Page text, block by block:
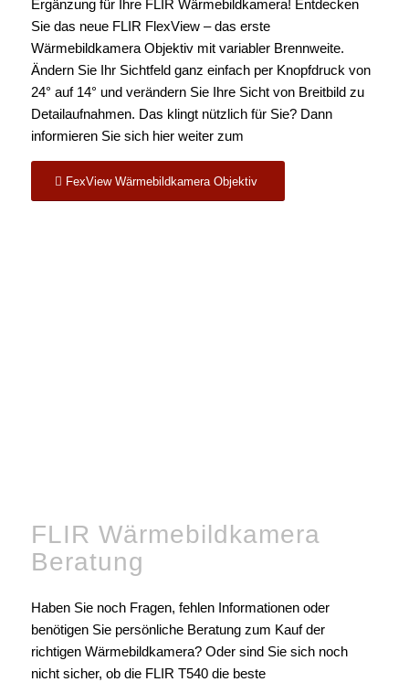
Ergänzung für Ihre FLIR Wärmebildkamera! Entdecken
Sie das neue FLIR FlexView – das erste
Wärmebildkamera Objektiv mit variabler Brennweite.
Ändern Sie Ihr Sichtfeld ganz einfach per Knopfdruck von
24° auf 14° und verändern Sie Ihre Sicht von Breitbild zu
Detailaufnahmen. Das klingt nützlich für Sie? Dann
informieren Sie sich hier weiter zum
FexView Wärmebildkamera Objektiv
FLIR Wärmebildkamera
Beratung
Haben Sie noch Fragen, fehlen Informationen oder
benötigen Sie persönliche Beratung zum Kauf der
richtigen Wärmebildkamera? Oder sind Sie sich noch
nicht sicher, ob die FLIR T540 die beste